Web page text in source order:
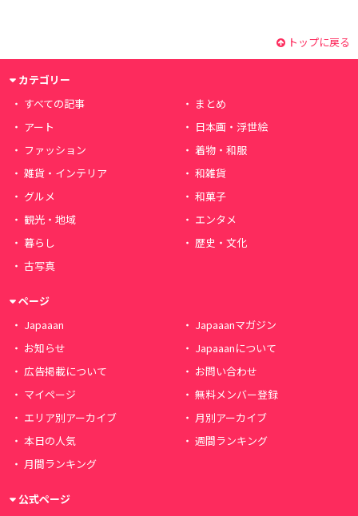
トップに戻る
カテゴリー
すべての記事
まとめ
アート
日本画・浮世絵
ファッション
着物・和服
雑貨・インテリア
和雑貨
グルメ
和菓子
観光・地域
エンタメ
暮らし
歴史・文化
古写真
ページ
Japaaan
Japaaanマガジン
お知らせ
Japaaanについて
広告掲載について
お問い合わせ
マイページ
無料メンバー登録
エリア別アーカイブ
月別アーカイブ
本日の人気
週間ランキング
月間ランキング
公式ページ